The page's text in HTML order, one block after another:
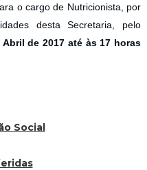
o cargo de Nutricionista, por
desta Secretaria, pelo
Abril de 2017 até às 17 horas
Social